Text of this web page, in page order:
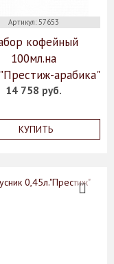
Артикул: 57653
кофейный
100мл.на
арабика"
14 758 руб.
КУПИТЬ